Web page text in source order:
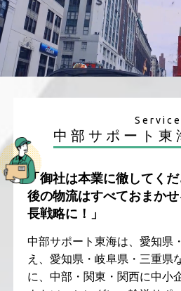
S e rvic e
中 部 サ ポ ー ト 東
「御社は本業に徹してくだ
後の物流はすべておまか
長戦略に！」
中部サポート東海は、愛知県
え、 愛知県・岐阜県・三重県
に、中部・関東・関西に中小